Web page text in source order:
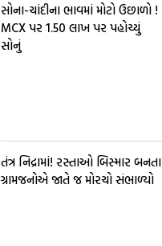
સોના-ચાંદીના ભાવમાં મોટો ઉછાળો !
MCX પર ₹1.50 લાખ પર પહોચ્યું
સોનું
તંત્ર નિદ્રામાં! રસ્તાઓ બિસ્માર બનતા
ગ્રામજનોએ જાતે જ મોરચો સંભાળ્યો